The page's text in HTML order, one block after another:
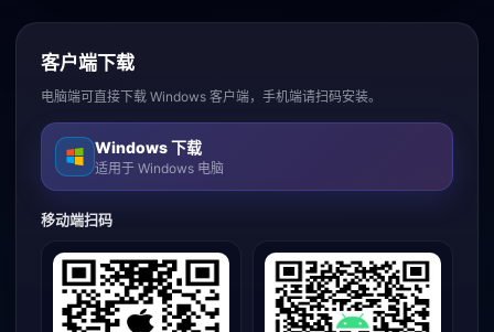
客户端下载
电脑端可直接下载 Windows 客户端，手机端请扫码安装。
Windows 下载
适用于 Windows 电脑
移动端扫码